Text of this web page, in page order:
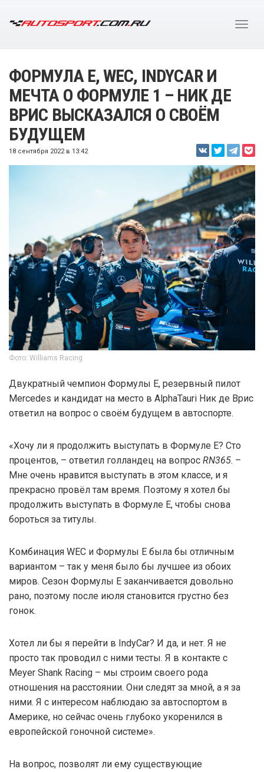
ФОРМУЛА Е, WEC, INDYCAR И
МЕЧТА О ФОРМУЛЕ 1 – НИК ДЕ
ВРИС ВЫСКАЗАЛСЯ О СВОЁМ
БУДУЩЕМ
18 сентября 2022 в 13:42
Фото: Williams Racing
Двукратный чемпион Формулы Е, резервный пилот
Mercedes и кандидат на место в AlphaTauri Ник де Врис
ответил на вопрос о своём будущем в автоспорте.
«Хочу ли я продолжить выступать в Формуле Е? Сто
процентов, – ответил голландец на вопрос RN365. –
Мне очень нравится выступать в этом классе, и я
прекрасно провёл там время. Поэтому я хотел бы
продолжить выступать в Формуле E, чтобы снова
бороться за титулы.
Комбинация WEC и Формулы Е была бы отличным
вариантом – так у меня было бы лучшее из обоих
миров. Сезон Формулы Е заканчивается довольно
рано, поэтому после июля становится грустно без
гонок.
Хотел ли бы я перейти в IndyCar? И да, и нет. Я не
просто так проводил с ними тесты. Я в контакте с
Meyer Shank Racing – мы строим своего рода
отношения на расстоянии. Они следят за мной, а я за
ними. Я с интересом наблюдаю за автоспортом в
Америке, но сейчас очень глубоко укоренился в
европейской гоночной системе».
На вопрос, позволят ли ему существующие